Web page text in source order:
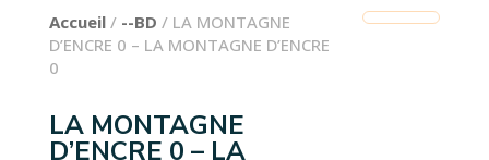
Accueil/ --BD / LA MONTAGNE
D’ENCRE 0 – LA MONTAGNE D’ENCRE
0
LA MONTAGNE
D’ENCRE 0 – LA